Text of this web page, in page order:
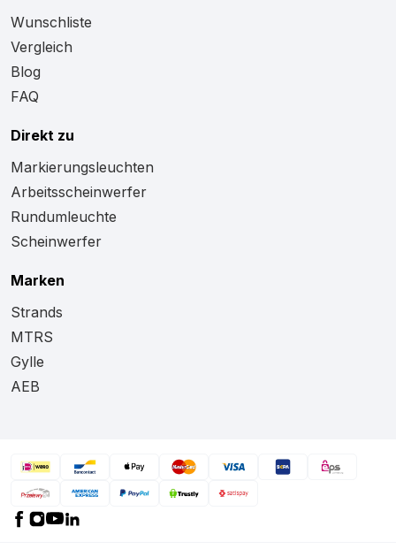
Wunschliste
Vergleich
Blog
FAQ
Direkt zu
Markierungsleuchten
Arbeitsscheinwerfer
Rundumleuchte
Scheinwerfer
Marken
Strands
MTRS
Gylle
AEB